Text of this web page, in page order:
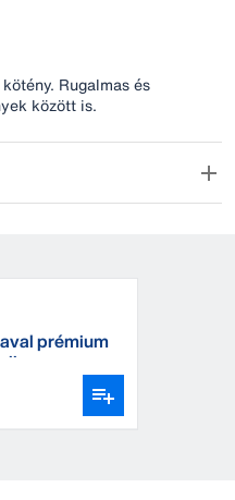
Rugalmas és
között is.
prémium